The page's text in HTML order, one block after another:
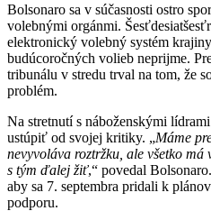
Bolsonaro sa v súčasnosti ostro
volebnými orgánmi.
elektronický volebný systém
budúcoročných volieb neprijme.
tribunálu v stredu trval na tom, že
problém.
Na stretnutí s náboženskými
ustúpiť od svojej kritiky. „Máme
nevyvoláva roztržku, ale všetko má
s tým ďalej žiť,“ povedal
aby sa 7. septembra pridali k
podporu.